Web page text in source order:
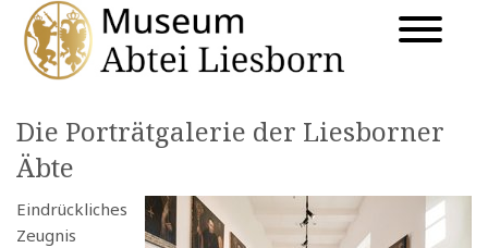
Die Porträtgalerie der Liesborner
Äbte
Eindrückliches
Zeugnis